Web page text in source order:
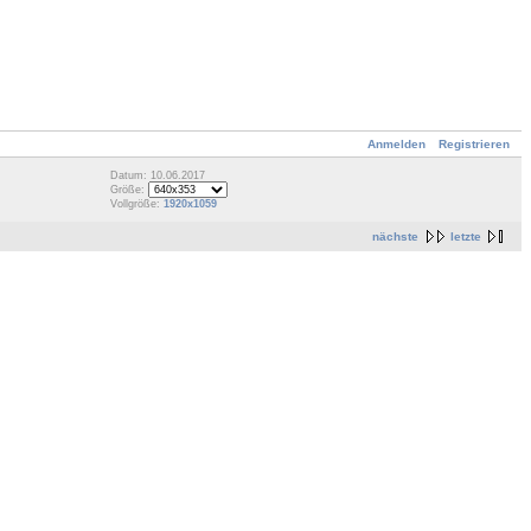
Anmelden Registrieren
Datum: 10.06.2017
Größe:
Vollgröße: 1920x1059
nächste letzte